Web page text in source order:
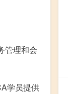
管理和会
学员提供